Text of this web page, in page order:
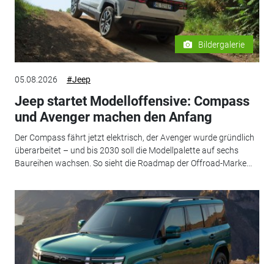
Bildergalerie
05.08.2026 #Jeep
Jeep startet Modelloffensive: Compass
und Avenger machen den Anfang
Der Compass fährt jetzt elektrisch, der Avenger wurde gründlich
überarbeitet – und bis 2030 soll die Modellpalette auf sechs
Baureihen wachsen. So sieht die Roadmap der Offroad-Marke...